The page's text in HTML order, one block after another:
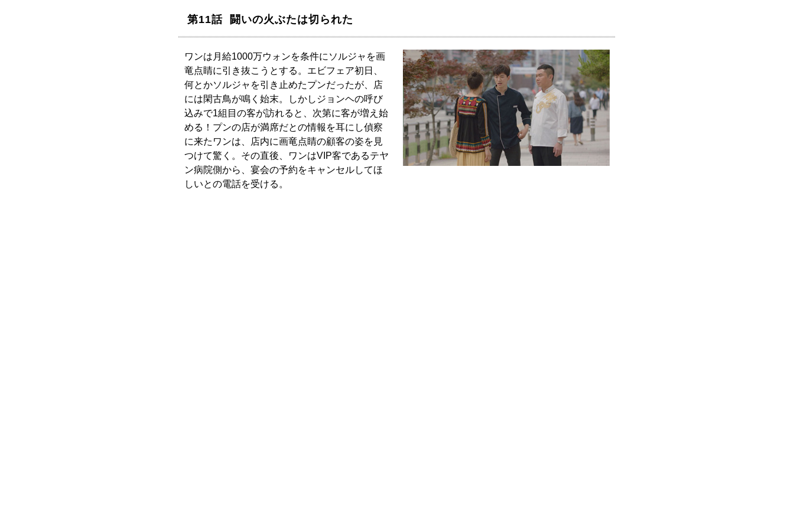
第11話 闘いの火ぶたは切られた
ワンは月給1000万ウォンを条件にソルジャを画
竜点睛に引き抜こうとする。エビフェア初日、
何とかソルジャを引き止めたプンだったが、店
には閑古鳥が鳴く始末。しかしジョンヘの呼び
込みで1組目の客が訪れると、次第に客が増え始
める！プンの店が満席だとの情報を耳にし偵察
に来たワンは、店内に画竜点睛の顧客の姿を見
つけて驚く。その直後、ワンはVIP客であるテヤ
ン病院側から、宴会の予約をキャンセルしてほ
しいとの電話を受ける。